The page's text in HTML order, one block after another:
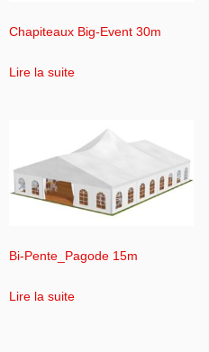
Chapiteaux Big-Event 30m
Lire la suite
Bi-Pente_Pagode 15m
Lire la suite